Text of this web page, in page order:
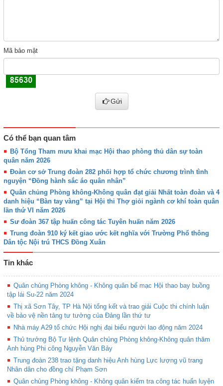
Mã bảo mật
Gửi
Có thể bạn quan tâm
Bộ Tổng Tham mưu khai mạc Hội thao phòng thủ dân sự toàn
quân năm 2026
Đoàn cơ sở Trung đoàn 282 phối hợp tổ chức chương trình tình
nguyện “Đồng hành sắc áo quân nhân”
Quân chủng Phòng không-Không quân đạt giải Nhất toàn đoàn và 4
danh hiệu “Bàn tay vàng” tại Hội thi Thợ giỏi ngành cơ khí toàn quân
lần thứ VI năm 2026
Sư đoàn 367 tập huấn công tác Tuyên huấn năm 2026
Trung đoàn 910 ký kết giao ước kết nghĩa với Trường Phổ thông
Dân tộc Nội trú THCS Đồng Xuân
Tin khác
Quân chủng Phòng không - Không quân bế mạc Hội thao bay buồng
tập lái Su-22 năm 2024
Thị xã Sơn Tây, TP Hà Nội tổng kết và trao giải Cuộc thi chính luận
về bảo vệ nền tảng tư tưởng của Đảng lần thứ tư
Nhà máy A29 tổ chức Hội nghị đại biểu người lao động năm 2024
Thủ trưởng Bộ Tư lệnh Quân chủng Phòng không-Không quân thăm
Anh hùng Phi công Nguyễn Văn Bảy
Trung đoàn 238 trao tặng danh hiệu Anh hùng Lực lượng vũ trang
Nhân dân cho đồng chí Phạm Sơn
Quân chủng Phòng không - Không quân kiểm tra công tác huấn luyện